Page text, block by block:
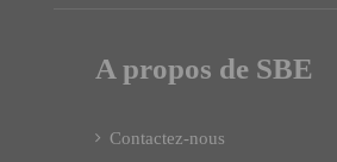
A propos de SBE
Contactez-nous